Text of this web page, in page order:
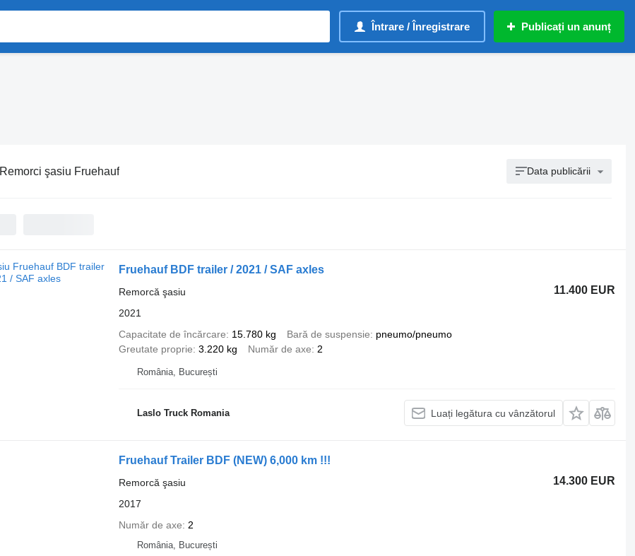
Întrare / Înregistrare Publicați un anunț
Remorci şasiu Fruehauf Data publicării
Fruehauf BDF trailer / 2021 / SAF axles
11.400 EUR
Remorcă şasiu
2021
Capacitate de încărcare
15.780 kg Bară de suspensie
pneumo/pneumo
Greutate proprie 3.220 kg Număr de axe 2
România, București
Laslo Truck Romania Luați legătura cu vânzătorul
Fruehauf Trailer BDF (NEW) 6,000 km !!!
14.300 EUR
Remorcă şasiu
2017
Număr de axe
2
România, București